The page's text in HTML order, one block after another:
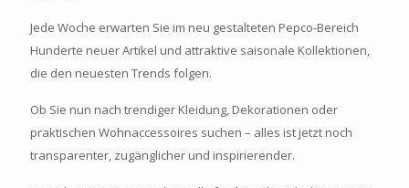
Jede Woche erwarten Sie im neu gestalteten Pepco-Bereich
Hunderte neuer Artikel und attraktive saisonale Kollektionen,
die den neuesten Trends folgen.
Ob Sie nun nach trendiger Kleidung, Dekorationen oder
praktischen Wohnaccessoires suchen – alles ist jetzt noch
transparenter, zugänglicher und inspirierender.